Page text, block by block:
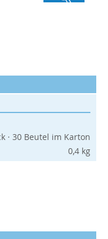
· 30 Beutel im Karton
0,4 kg